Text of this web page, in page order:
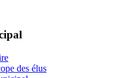
des élus